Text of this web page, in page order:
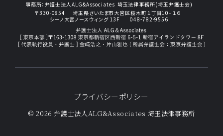
事務所： 弁護士法人ALG&Associates 埼玉法律事務所(埼玉弁護士会)
〒330-0854
埼玉県さいたま市大宮区桜木町１丁目10−１６
シーノ大宮ノースウィング 13F
048-782-9556
プライバシーポリシー
© 2026 弁護士法人ALG&Associates 埼玉法律事務所